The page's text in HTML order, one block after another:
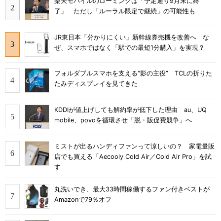
了」 ただし「ルーラル限定で継続」の可能性も
JR東日本「分かりにくい」新幹線券売機を改善へ な
ぜ、スマホではなく「駅での最短1分購入」を実現？
フォルダブルスマホを支える“影の主役” TCLの折りた
たみディスプレイを見てきた
KDDIが値上げしても解約率が低下した理由 au、UQ
mobile、povoを循環させ「脱・販促費競争」へ
ミストが出るハンディファンって涼しいの？ 家電量販
店でも買える「Aecooly Cold Air／Cold Air Pro」を試
す
丸洗いでき、最大33時間稼働するファン付きベストが
Amazonで79％オフ